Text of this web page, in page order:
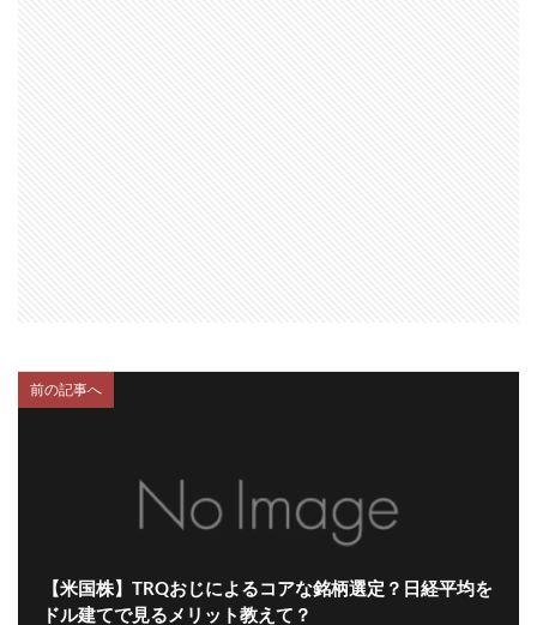
前の記事へ
【米国株】TRQおじによるコアな銘柄選定？日経平均を
ドル建てで見るメリット教えて？